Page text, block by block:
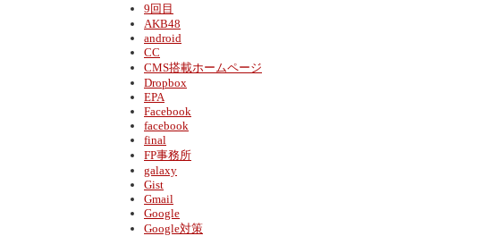
9回目
AKB48
android
CC
CMS搭載ホームページ
Dropbox
EPA
Facebook
facebook
final
FP事務所
galaxy
Gist
Gmail
Google
Google対策